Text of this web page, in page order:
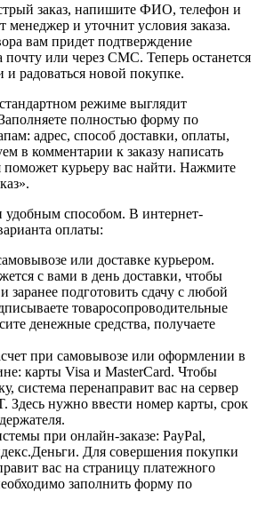
заказ, напишите ФИО, телефон и
менеджер и уточнит условия заказа.
вам придет подтверждение
почту или через СМС. Теперь останется
и радоваться новой покупке.
режиме выглядит
полностью форму по
адрес, способ доставки, оплаты,
в комментарии к заказу написать
курьеру вас найти. Нажмите
удобным способом. В интернет-
оплаты:
или доставке курьером.
с вами в день доставки, чтобы
заранее подготовить сдачу с любой
товаросопроводительные
денежные средства, получаете
при самовывозе или оформлении в
карты Visa и MasterCard. Чтобы
система перенаправит вас на сервер
Здесь нужно ввести номер карты, срок
при онлайн-заказе: PayPal,
Для совершения покупки
вас на страницу платежного
заполнить форму по